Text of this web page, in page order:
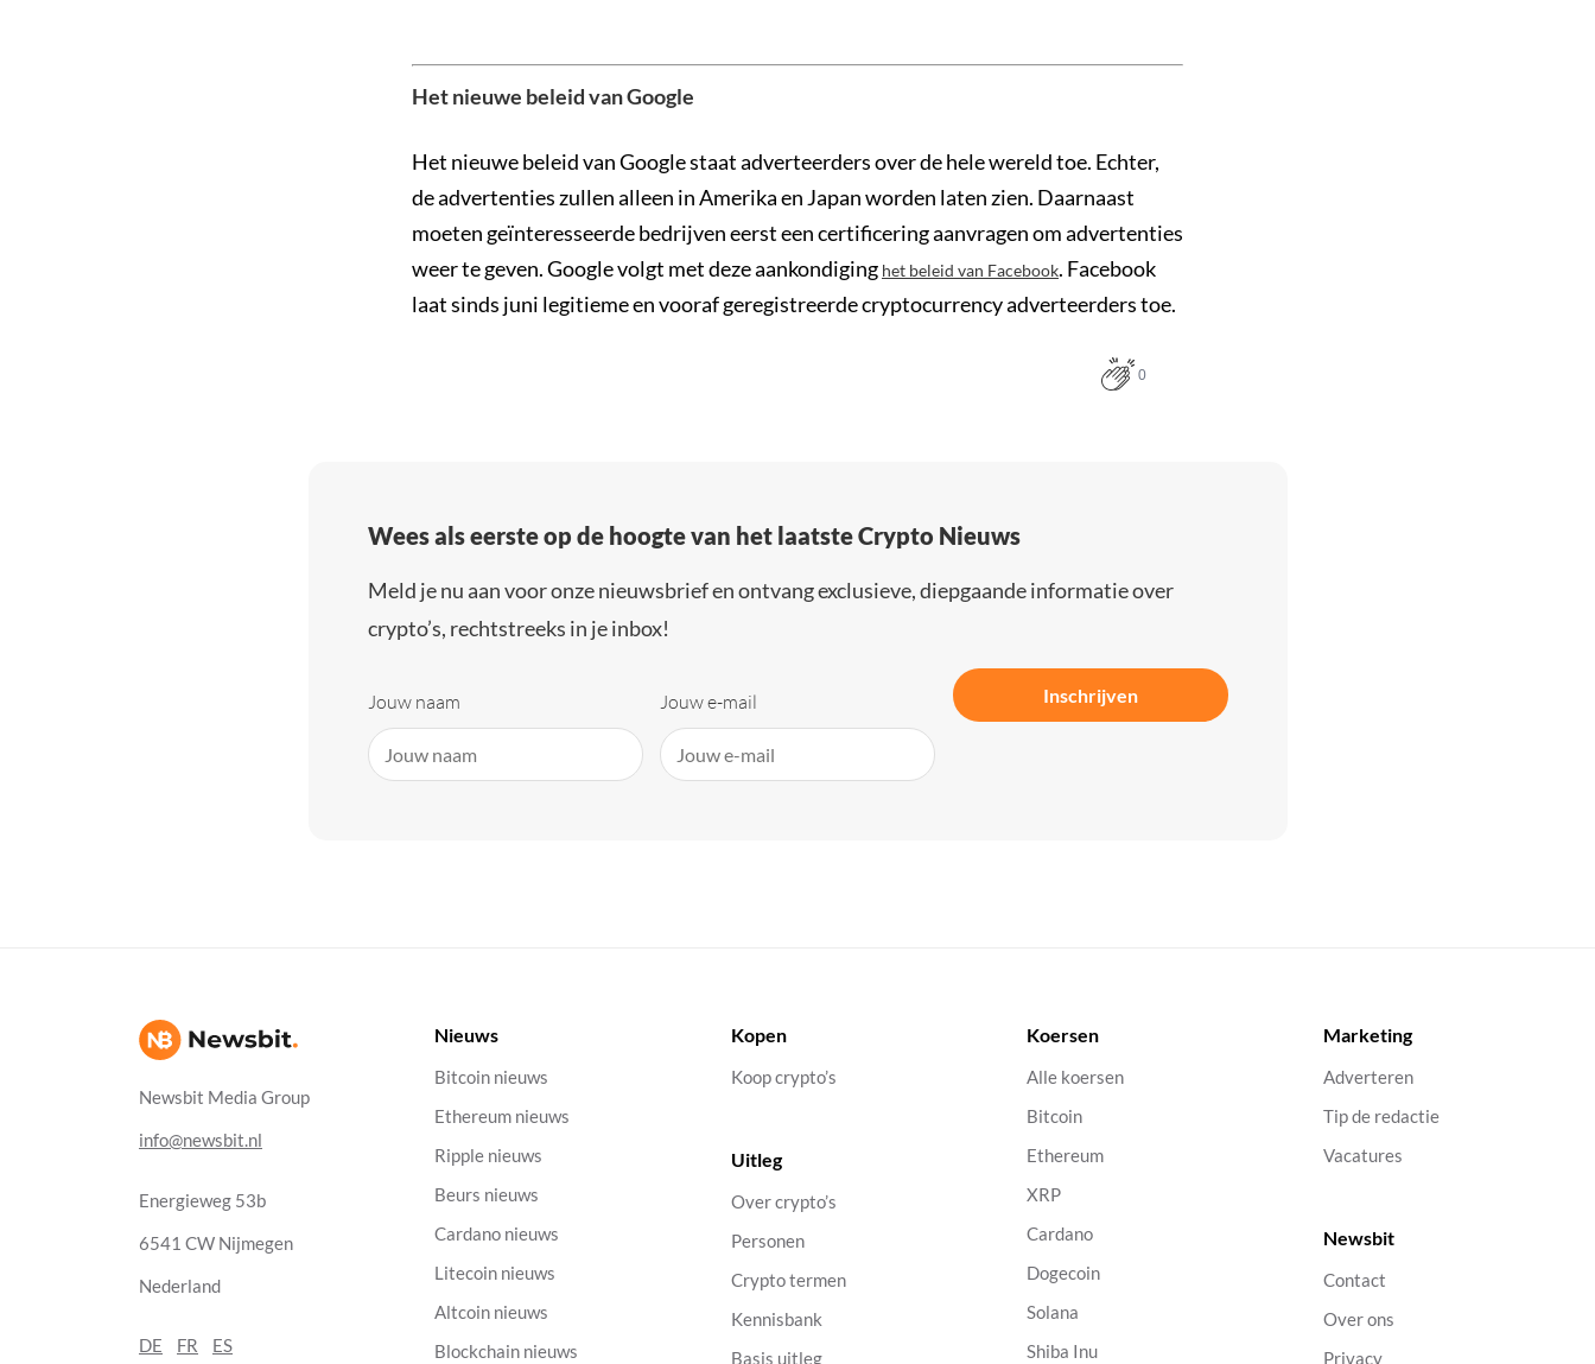
Het nieuwe beleid van Google
Het nieuwe beleid van Google staat adverteerders over de hele wereld toe. Echter,
de advertenties zullen alleen in Amerika en Japan worden laten zien. Daarnaast
moeten geïnteresseerde bedrijven eerst een certificering aanvragen om advertenties
weer te geven. Google volgt met deze aankondiging het beleid van Facebook. Facebook
laat sinds juni legitieme en vooraf geregistreerde cryptocurrency adverteerders toe.
0
Wees als eerste op de hoogte van het laatste Crypto Nieuws
Meld je nu aan voor onze nieuwsbrief en ontvang exclusieve, diepgaande informatie over
crypto’s, rechtstreeks in je inbox!
Jouw naam Jouw e-mail Inschrijven
Newsbit Media Group
info@newsbit.nl
Energieweg 53b
6541 CW Nijmegen
Nederland
DE FR ES
Nieuws
Bitcoin nieuws
Ethereum nieuws
Ripple nieuws
Beurs nieuws
Cardano nieuws
Litecoin nieuws
Altcoin nieuws
Blockchain nieuws
Kopen
Koop crypto’s
Uitleg
Over crypto’s
Personen
Crypto termen
Kennisbank
Basis uitleg
Koersen
Alle koersen
Bitcoin
Ethereum
XRP
Cardano
Dogecoin
Solana
Shiba Inu
Marketing
Adverteren
Tip de redactie
Vacatures
Newsbit
Contact
Over ons
Privacy